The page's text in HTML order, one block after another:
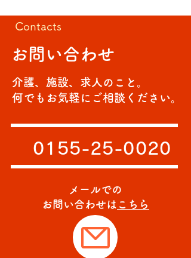
ゲーム大会🎈
Contacts
お問い合わせ
介護、施設、求人のこと。
何でもお気軽にご相談ください。
0155-25-0020
メールでの
お問い合わせは こちら